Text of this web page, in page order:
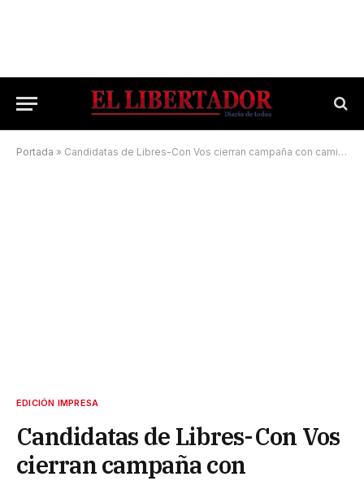
Portada » Candidatas de Libres-Con Vos cierran campaña con caminatas
EDICIÓN IMPRESA
Candidatas de Libres-Con Vos
cierran campaña con